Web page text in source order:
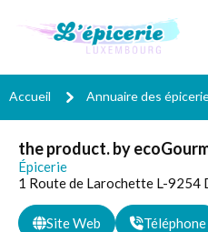
Accueil Annuaire des
the product. by
Épicerie
1 Route de Larochette L-9254
Site Web Téléphone